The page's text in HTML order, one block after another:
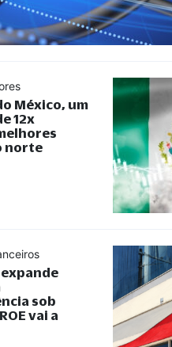
México, um
12x
norte
sob
vai a